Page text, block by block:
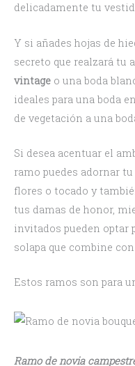
delicadamente tu
Y si añades hojas de
secreto que realzará tu
vintage o una boda
ideales para una boda
de vegetación a una
Si desea acentuar el
ramo puedes adornar
flores o tocado y
tus damas de honor,
invitados pueden optar
solapa que combine
Estos ramos son para
Ramo de novia